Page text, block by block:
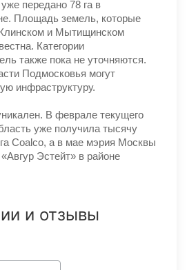
передано 78 га в
Площадь земель, которые
и Мытищинском
Категории
также пока не уточняются.
Подмосковья могут
инфраструктуру.
В феврале текущего
уже получила тысячу
Coalco, а в мае мэрия Москвы
Эстейт» в районе
и отзывы